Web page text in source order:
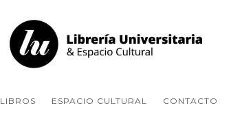
LIBROS ESPACIO CULTURAL CONTACTO